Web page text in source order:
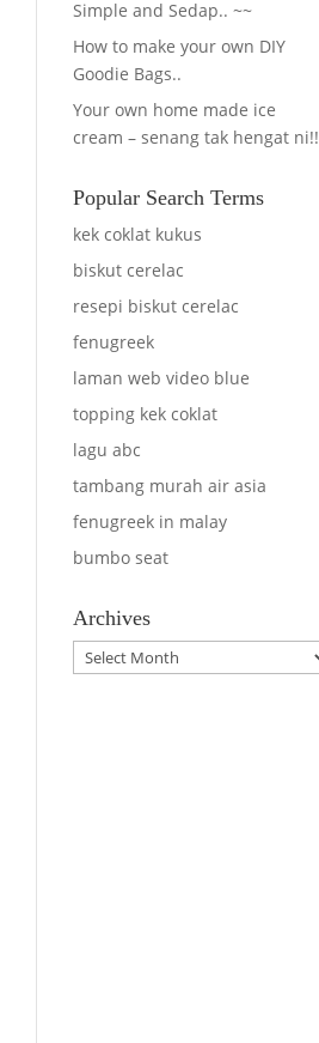
Simple and Sedap.. ~~
How to make your own DIY
Goodie Bags..
Your own home made ice
cream – senang tak hengat ni!!
Popular Search Terms
kek coklat kukus
biskut cerelac
resepi biskut cerelac
fenugreek
laman web video blue
topping kek coklat
lagu abc
tambang murah air asia
fenugreek in malay
bumbo seat
Archives
Archives